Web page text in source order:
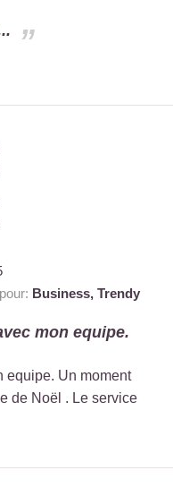
Business, Trendy
mon equipe.
equipe. Un moment
de Noël . Le service